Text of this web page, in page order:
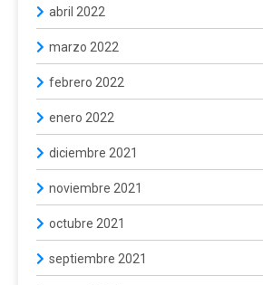
abril 2022
marzo 2022
febrero 2022
enero 2022
diciembre 2021
noviembre 2021
octubre 2021
septiembre 2021